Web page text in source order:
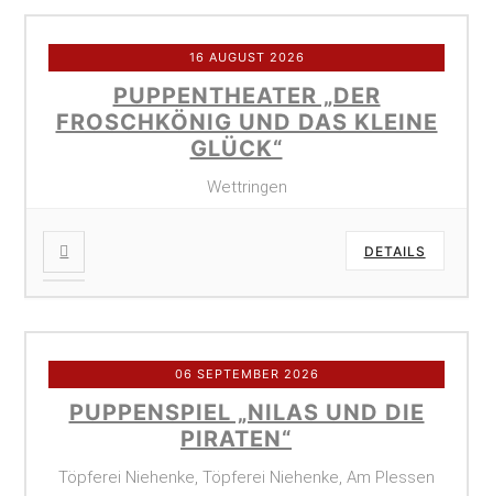
16 AUGUST 2026
PUPPENTHEATER „DER
FROSCHKÖNIG UND DAS KLEINE
GLÜCK“
Wettringen
DETAILS
06 SEPTEMBER 2026
PUPPENSPIEL „NILAS UND DIE
PIRATEN“
Töpferei Niehenke, Töpferei Niehenke, Am Plessen